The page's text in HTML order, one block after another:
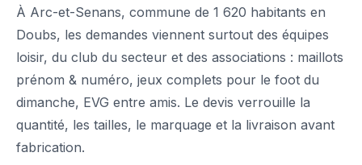
À Arc-et-Senans, commune de 1 620 habitants en
Doubs, les demandes viennent surtout des équipes
loisir, du club du secteur et des associations : maillots
prénom & numéro, jeux complets pour le foot du
dimanche, EVG entre amis. Le devis verrouille la
quantité, les tailles, le marquage et la livraison avant
fabrication.